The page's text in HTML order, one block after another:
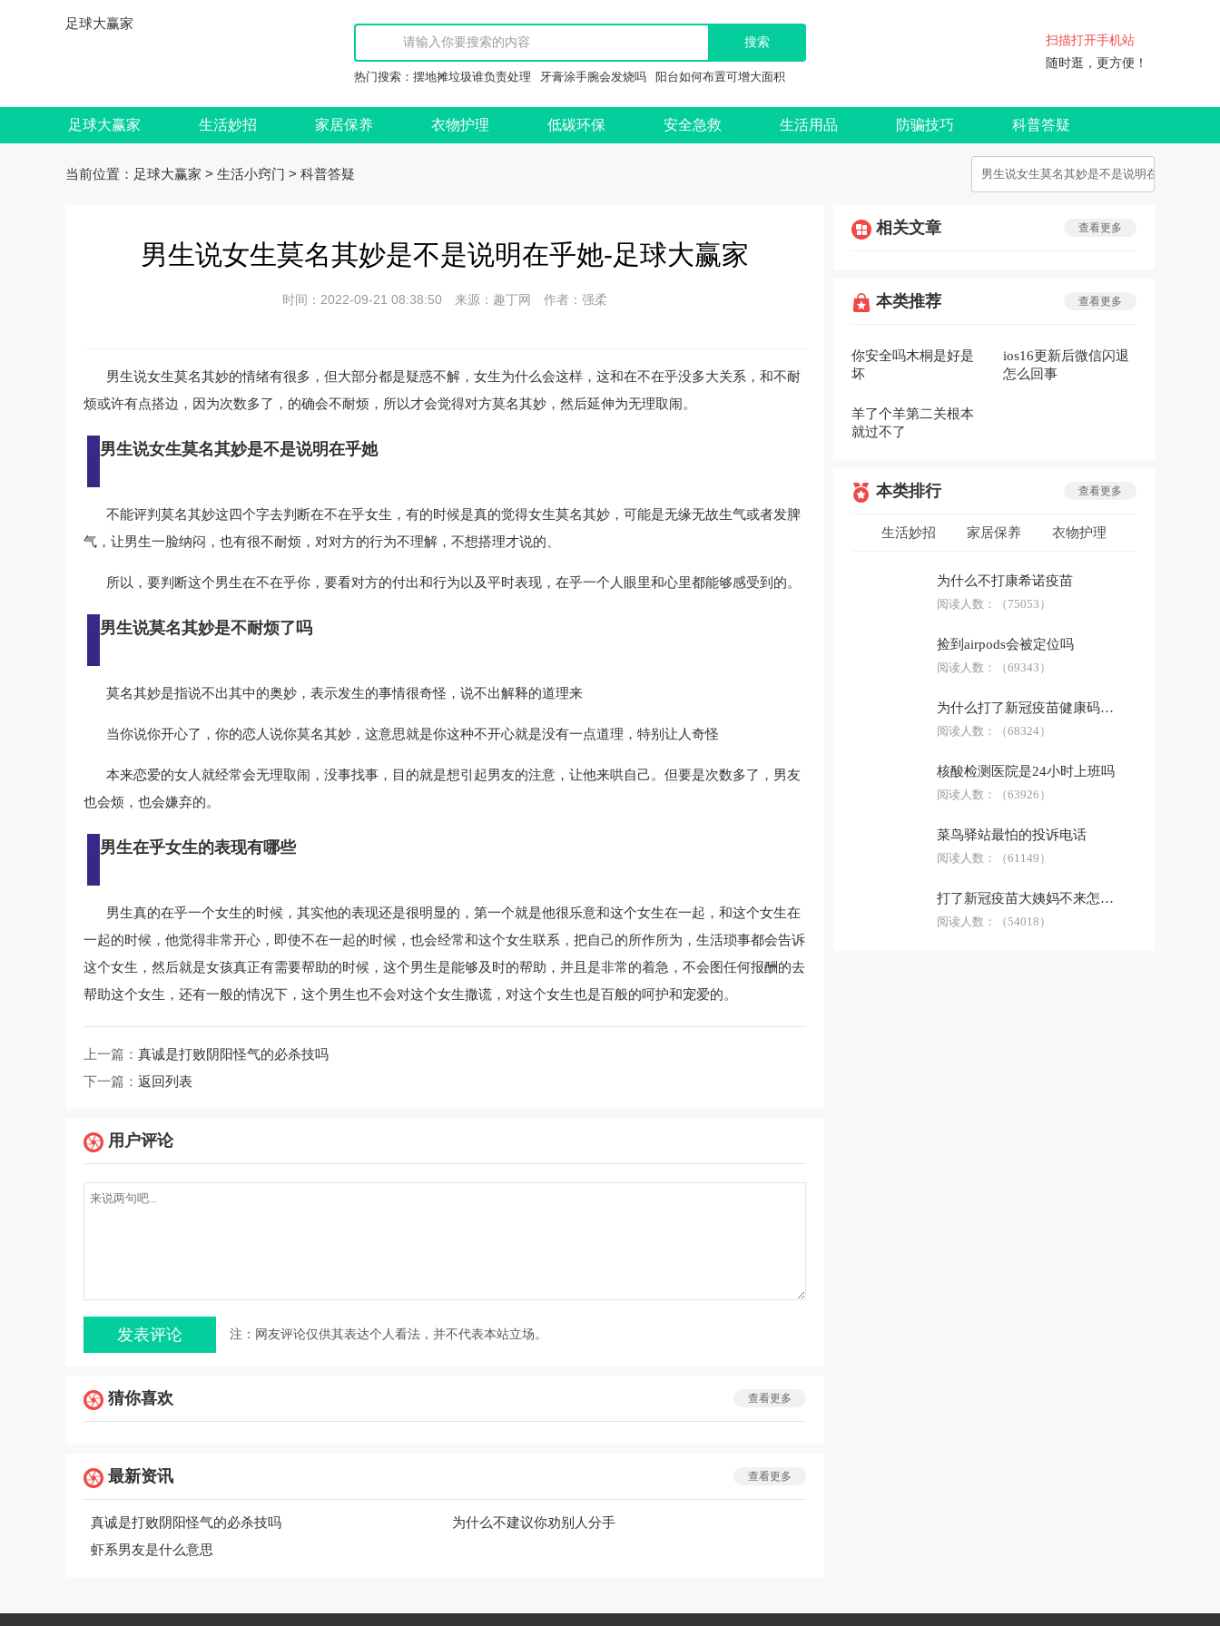
足球大赢家
热门搜索： 摆地摊垃圾谁负责处理 牙膏涂手腕会发烧吗 阳台如何布置可增大面积
扫描打开手机站
随时逛，更方便！
足球大赢家 生活妙招 家居保养 衣物护理 低碳环保 安全急救 生活用品 防骗技巧 科普答疑
当前位置： 足球大赢家 > 生活小窍门 > 科普答疑
男生说女生莫名其妙是不是说明在乎她-足球大赢家
时间：2022-09-21 08:38:50 来源：趣丁网 作者：强柔
男生说女生莫名其妙的情绪有很多，但大部分都是疑惑不解，女生为什么会这样，这和在不在乎没多大关系，和不耐
烦或许有点搭边，因为次数多了，的确会不耐烦，所以才会觉得对方莫名其妙，然后延伸为无理取闹。
男生说女生莫名其妙是不是说明在乎她
不能评判莫名其妙这四个字去判断在不在乎女生，有的时候是真的觉得女生莫名其妙，可能是无缘无故生气或者发脾
气，让男生一脸纳闷，也有很不耐烦，对对方的行为不理解，不想搭理才说的、
所以，要判断这个男生在不在乎你，要看对方的付出和行为以及平时表现，在乎一个人眼里和心里都能够感受到的。
男生说莫名其妙是不耐烦了吗
莫名其妙是指说不出其中的奥妙，表示发生的事情很奇怪，说不出解释的道理来
当你说你开心了，你的恋人说你莫名其妙，这意思就是你这种不开心就是没有一点道理，特别让人奇怪
本来恋爱的女人就经常会无理取闹，没事找事，目的就是想引起男友的注意，让他来哄自己。但要是次数多了，男友
也会烦，也会嫌弃的。
男生在乎女生的表现有哪些
男生真的在乎一个女生的时候，其实他的表现还是很明显的，第一个就是他很乐意和这个女生在一起，和这个女生在
一起的时候，他觉得非常开心，即使不在一起的时候，也会经常和这个女生联系，把自己的所作所为，生活琐事都会告诉
这个女生，然后就是女孩真正有需要帮助的时候，这个男生是能够及时的帮助，并且是非常的着急，不会图任何报酬的去
帮助这个女生，还有一般的情况下，这个男生也不会对这个女生撒谎，对这个女生也是百般的呵护和宠爱的。
上一篇： 真诚是打败阴阳怪气的必杀技吗
下一篇： 返回列表
用户评论
注：网友评论仅供其表达个人看法，并不代表本站立场。
猜你喜欢 查看更多
最新资讯 查看更多
真诚是打败阴阳怪气的必杀技吗
为什么不建议你劝别人分手
虾系男友是什么意思
相关文章 查看更多
本类推荐 查看更多
你安全吗木桐是好是
坏
ios16更新后微信闪退
怎么回事
羊了个羊第二关根本
就过不了
本类排行 查看更多
生活妙招 家居保养 衣物护理
科普答疑
为什么不打康希诺疫苗
阅读人数： （75053）
捡到airpods会被定位吗
阅读人数： （69343）
为什么打了新冠疫苗健康码没有显示
阅读人数： （68324）
核酸检测医院是24小时上班吗
阅读人数： （63926）
菜鸟驿站最怕的投诉电话
阅读人数： （61149）
打了新冠疫苗大姨妈不来怎么办
阅读人数： （54018）